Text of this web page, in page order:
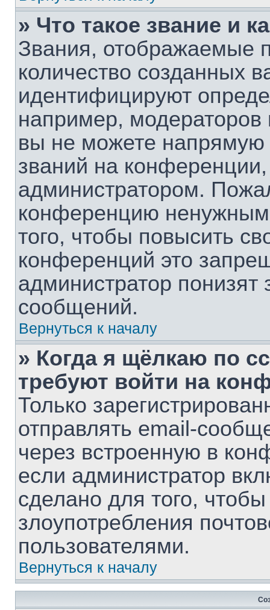
» Что такое звание и
Звания, отображаемые
количество созданных
идентифицируют
например,
вы не можете напрямую
званий на
администратором.
конференцию
того, чтобы повысить
конференций это
администратор понизят
сообщений.
Вернуться к началу
» Когда я щёлкаю по
требуют войти на
Только
отправлять email-
через встроенную в
если администратор
сделано для того,
злоупотребления
пользователями.
Вернуться к началу